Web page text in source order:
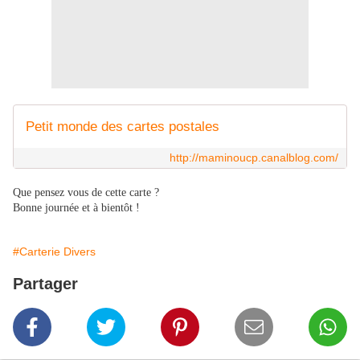
Petit monde des cartes postales
http://maminoucp.canalblog.com/
Que pensez vous de cette carte ?
Bonne journée et à bientôt !
#Carterie Divers
Partager